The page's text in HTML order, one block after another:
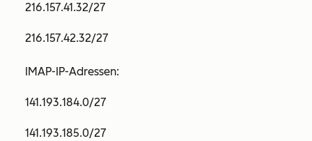
216.157.41.32/27
216.157.42.32/27
IMAP-IP-Adressen:
141.193.184.0/27
141.193.185.0/27